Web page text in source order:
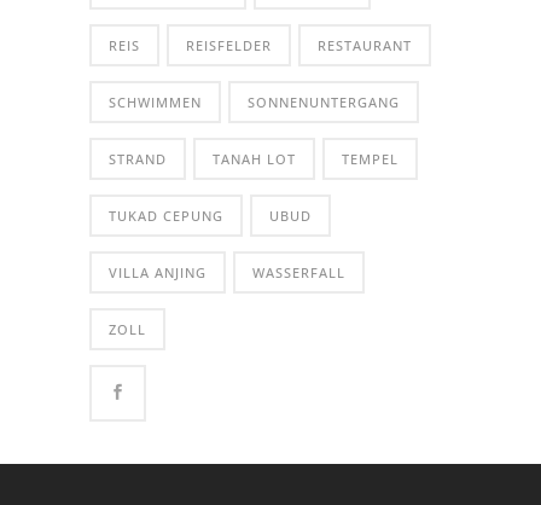
REIS REISFELDER RESTAURANT
SCHWIMMEN SONNENUNTERGANG
STRAND TANAH LOT TEMPEL
TUKAD CEPUNG UBUD
VILLA ANJING WASSERFALL
ZOLL